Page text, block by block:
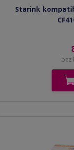
Starink
bez